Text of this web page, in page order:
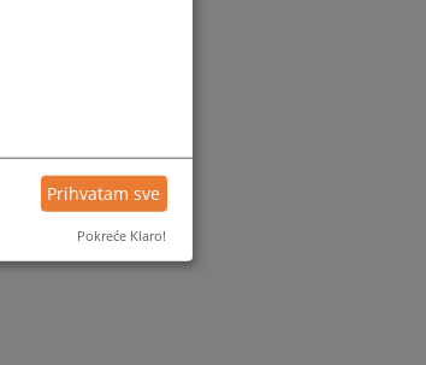
Prihvatam sve
Pokreće Klaro!